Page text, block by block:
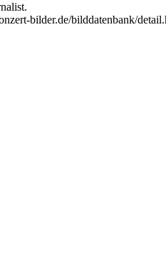
bilder.de/bilddatenbank/